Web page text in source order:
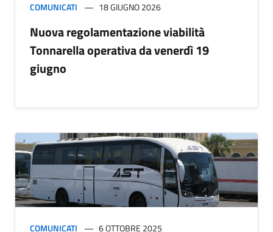
COMUNICATI 18 GIUGNO 2026
Nuova regolamentazione viabilità
Tonnarella operativa da venerdì 19
giugno
COMUNICATI 6 OTTOBRE 2025